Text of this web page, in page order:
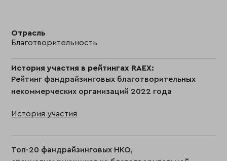
Отрасль
Благотворительность
История участия в рейтингах RAEX:
Рейтинг фандрайзинговых благотворительных
некоммерческих организаций 2022 года
История участия
Топ-20 фандрайзинговых НКО,